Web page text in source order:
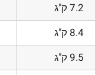
7.2 ק"ג
8.4 ק"ג
9.5 ק"ג